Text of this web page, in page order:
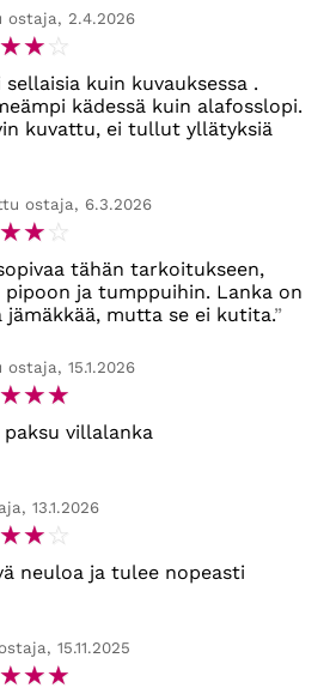
ostaja, 2.4.2026
☆☆☆
kuin kuvauksessa .
kädessä kuin alafosslopi.
kuvattu, ei tullut yllätyksiä
ostaja, 6.3.2026
☆☆☆
tähän tarkoitukseen,
ja tumppuihin. Lanka on
jämäkkää, mutta se ei kutita.
15.1.2026
☆☆☆
villalanka
13.1.2026
☆☆☆
neuloa ja tulee nopeasti
15.11.2025
☆☆☆